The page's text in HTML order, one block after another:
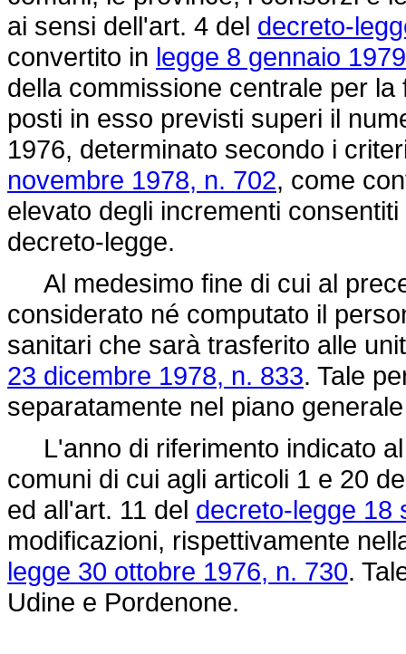
ai sensi dell'art. 4 del decreto-
convertito in legge 8 gennaio
della commissione centrale per
posti in esso previsti superi il
1976, determinato secondo i
novembre 1978, n. 702, come
elevato degli incrementi
decreto-legge.
Al medesimo fine di cui al
considerato né computato il
sanitari che sarà trasferito alle
23 dicembre 1978, n. 833. Tale
separatamente nel piano
L'anno di riferimento indicato al
comuni di cui agli articoli 1 e 20
ed all'art. 11 del decreto-legge 18
modificazioni, rispettivamente
legge 30 ottobre 1976, n. 730.
Udine e Pordenone.